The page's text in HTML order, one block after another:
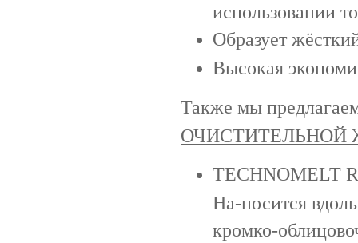
использовании
Образует
Высокая
Также мы
ОЧИСТИТЕЛЬНОЙ
TECHNOMELT
На-носится
кромко-